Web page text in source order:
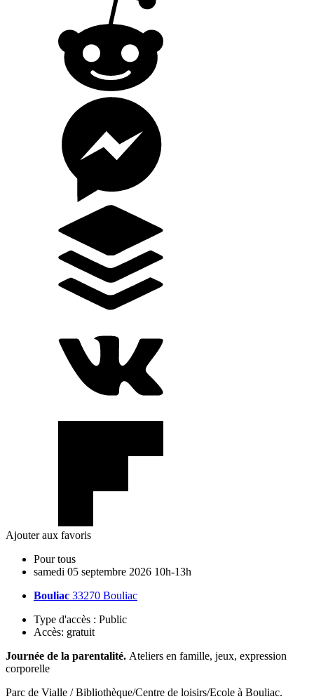
Ajouter aux favoris
Pour tous
samedi 05 septembre 2026 10h-13h
Bouliac 33270 Bouliac
Type d'accès : Public
Accès: gratuit
Journée de la parentalité. Ateliers en famille, jeux, expression
corporelle
Parc de Vialle / Bibliothèque/Centre de loisirs/Ecole à Bouliac.